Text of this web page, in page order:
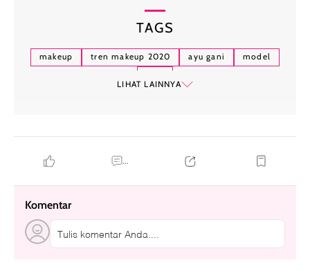
TAGS
makeup tren makeup 2020 ayu gani
model
LIHAT LAINNYA
...
Komentar
Tulis komentar Anda....